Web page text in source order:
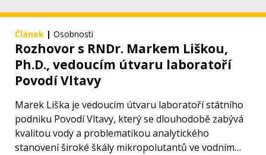
Článek | Osobnosti
Rozhovor s RNDr. Markem Liškou,
Ph.D., vedoucím útvaru laboratoří
Povodí Vltavy
Marek Liška je vedoucím útvaru laboratoří státního
podniku Povodí Vltavy, který se dlouhodobě zabývá
kvalitou vody a problematikou analytického
stanovení široké škály mikropolutantů ve vodním